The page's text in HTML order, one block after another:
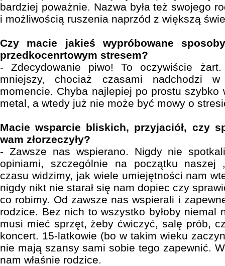
bardziej poważnie. Nazwa była też swojego
i możliwością ruszenia naprzód z większą
Czy macie jakieś wypróbowane
przedkocenrtowym stresem?
- Zdecydowanie piwo! To oczywiście
mniejszy, chociaż czasami nadchodzi w
momencie. Chyba najlepiej po prostu szybko
metal, a wtedy już nie może być mowy o
Macie wsparcie bliskich, przyjaciół, czy
wam złorzeczyły?
- Zawsze nas wspierano. Nigdy nie
opiniami, szczególnie na początku naszej
czasu widzimy, jak wiele umiejętności nam
nigdy nikt nie starał się nam dopiec czy
co robimy. Od zawsze nas wspierali i
rodzice. Bez nich to wszystko byłoby niemal
musi mieć sprzęt, żeby ćwiczyć, salę prób,
koncert. 15-latkowie (bo w takim wieku
nie mają szansy sami sobie tego zapewnić.
nam właśnie rodzice.